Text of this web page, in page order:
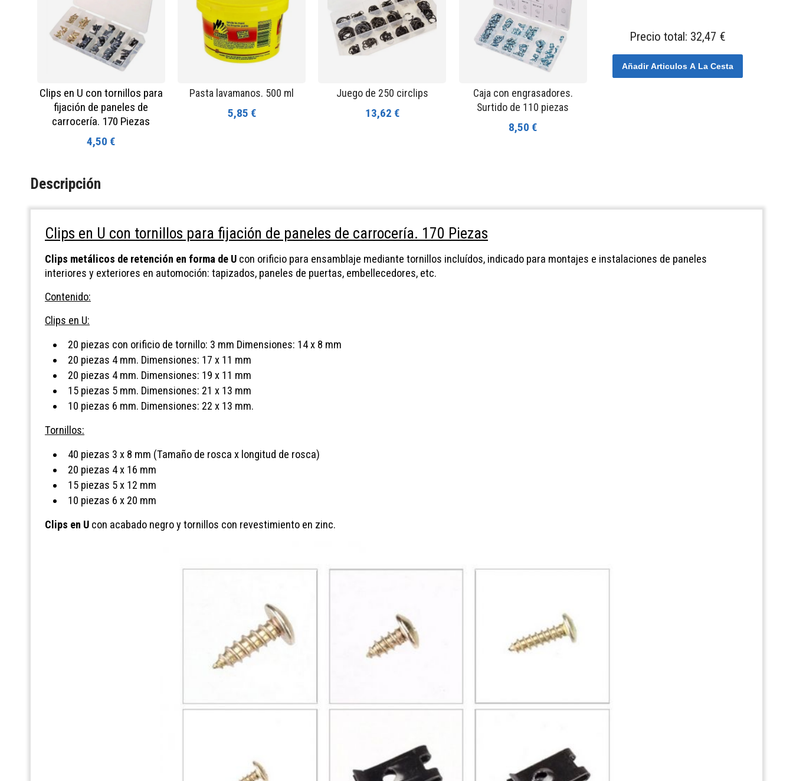
Clips en U con tornillos para
fijación de paneles de
carrocería. 170 Piezas
4,50 €
Pasta lavamanos. 500 ml
5,85 €
Juego de 250 circlips
13,62 €
Caja con engrasadores.
Surtido de 110 piezas
8,50 €
Precio total: 32,47 €
Añadir Articulos A La Cesta
Descripción
Clips en U con tornillos para fijación de paneles de carrocería. 170 Piezas
Clips metálicos de retención en forma de U con orificio para ensamblaje mediante tornillos incluídos, indicado para montajes e instalaciones de paneles
interiores y exteriores en automoción: tapizados, paneles de puertas, embellecedores, etc.
Contenido:
Clips en U:
20 piezas con orificio de tornillo: 3 mm Dimensiones: 14 x 8 mm
20 piezas 4 mm. Dimensiones: 17 x 11 mm
20 piezas 4 mm. Dimensiones: 19 x 11 mm
15 piezas 5 mm. Dimensiones: 21 x 13 mm
10 piezas 6 mm. Dimensiones: 22 x 13 mm.
Tornillos:
40 piezas 3 x 8 mm (Tamaño de rosca x longitud de rosca)
20 piezas 4 x 16 mm
15 piezas 5 x 12 mm
10 piezas 6 x 20 mm
Clips en U con acabado negro y tornillos con revestimiento en zinc.